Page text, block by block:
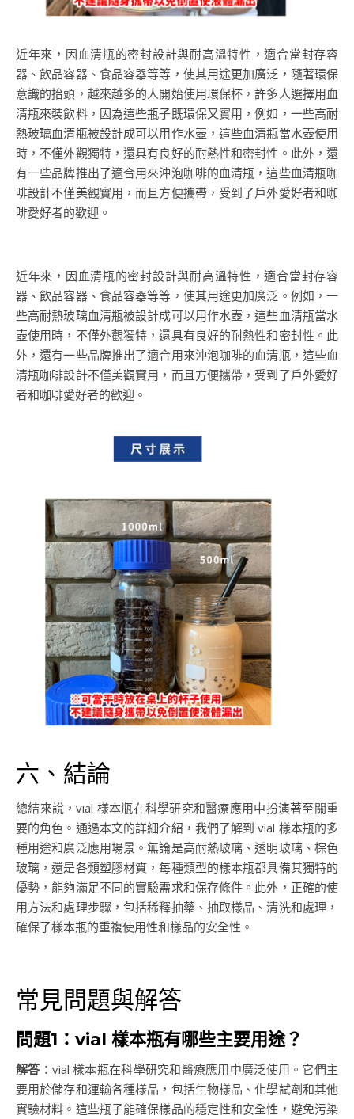
近年來，因血清瓶的密封設計與耐高溫特性，適合當封存容
器、飲品容器、食品容器等等，使其用途更加廣泛，隨著環保
意識的抬頭，越來越多的人開始使用環保杯，許多人選擇用血
清瓶來裝飲料，因為這些瓶子既環保又實用，例如，一些高耐
熱玻璃血清瓶被設計成可以用作水壺，這些血清瓶當水壺使用
時，不僅外觀獨特，還具有良好的耐熱性和密封性。此外，還
有一些品牌推出了適合用來沖泡咖啡的血清瓶，這些血清瓶咖
啡設計不僅美觀實用，而且方便攜帶，受到了戶外愛好者和咖
啡愛好者的歡迎。
近年來，因血清瓶的密封設計與耐高溫特性，適合當封存容
器、飲品容器、食品容器等等，使其用途更加廣泛。例如，一
些高耐熱玻璃血清瓶被設計成可以用作水壺，這些血清瓶當水
壺使用時，不僅外觀獨特，還具有良好的耐熱性和密封性。此
外，還有一些品牌推出了適合用來沖泡咖啡的血清瓶，這些血
清瓶咖啡設計不僅美觀實用，而且方便攜帶，受到了戶外愛好
者和咖啡愛好者的歡迎。
六、結論
總結來說，vial 樣本瓶在科學研究和醫療應用中扮演著至關重
要的角色。通過本文的詳細介紹，我們了解到 vial 樣本瓶的多
種用途和廣泛應用場景。無論是高耐熱玻璃、透明玻璃、棕色
玻璃，還是各類塑膠材質，每種類型的樣本瓶都具備其獨特的
優勢，能夠滿足不同的實驗需求和保存條件。此外，正確的使
用方法和處理步驟，包括稀釋抽藥、抽取樣品、清洗和處理，
確保了樣本瓶的重複使用性和樣品的安全性。
常見問題與解答
問題1：vial 樣本瓶有哪些主要用途？
解答 ：vial 樣本瓶在科學研究和醫療應用中廣泛使用。它們主
要用於儲存和運輸各種樣品，包括生物樣品、化學試劑和其他
實驗材料。這些瓶子能確保樣品的穩定性和安全性，避免污染